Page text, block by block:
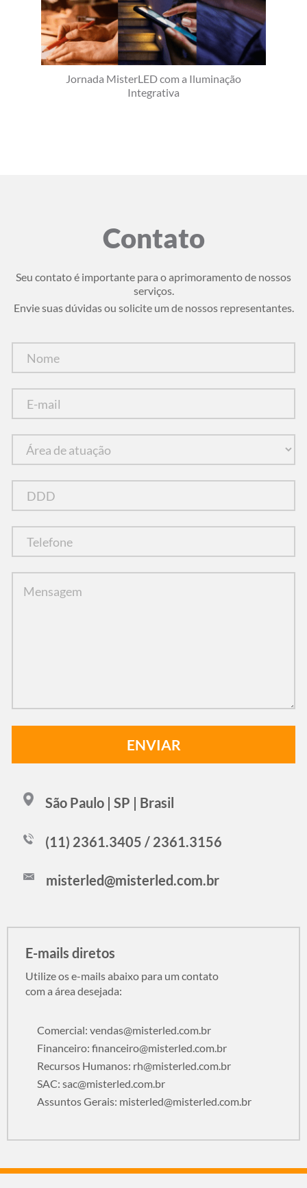
Jornada MisterLED com a Iluminação
Integrativa
Contato
Seu contato é importante para o aprimoramento de nossos
serviços.
Envie suas dúvidas ou solicite um de nossos representantes.
São Paulo | SP | Brasil
(11) 2361.3405 / 2361.3156
misterled@misterled.com.br
E-mails diretos
Utilize os e-mails abaixo para um contato
com a área desejada:
Comercial: vendas@misterled.com.br
Financeiro: financeiro@misterled.com.br
Recursos Humanos: rh@misterled.com.br
SAC: sac@misterled.com.br
Assuntos Gerais: misterled@misterled.com.br